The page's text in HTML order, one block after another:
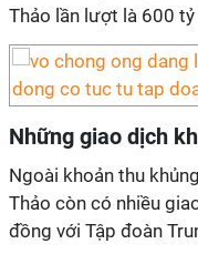
Thảo lần lượt là 600
Những giao dịch
Ngoài khoản thu
Thảo còn có nhiều
đồng với Tập đoàn